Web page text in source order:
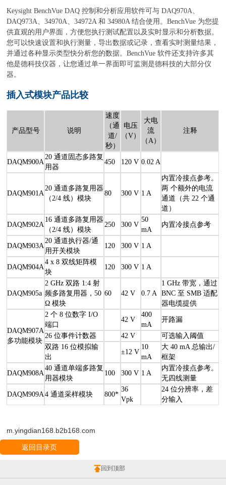
Keysight BenchVue DAQ 控制和分析应用软件可与 DAQ970A、
DAQ973A、34970A、34972A 和 34980A 结合使用。BenchVue 为您提
供直观的用户界面，方便您执行测试配置以及实时显示和分析数据。
您可以快速设置和执行测量，导出数据或记录，查看实时测量结果，
并通过各种显示类型快分析您的数据。BenchVue 软件还支持许多其
他是德科技仪器，让您通过单一界面即可监测是德科技的大部分仪
器。
插入式模块产品比较
产品型号 说明
速度
（通
道/
秒）
电压
（V）
大电
流
（A）
注释
DAQM900A
20 通道固态多路复
用器
450 120 V 0.02 A
DAQM901A
20 通道多路复用器
（2/4 线）模块
80 300 V 1 A
内置冷接点参考。
两 个额外的电流
通道（共 22 个通
道）
DAQM902A
16 通道多路复用器
（2/4 线）模块
250 300 V
50
mA
内置冷接点参考
DAQM903A
20 通道执行器/通
用开关模块
120 300 V 1 A
DAQM904A
4 x 8 双线矩阵模
块
120 300 V 1 A
DAQM905a
2 GHz 双路 1:4 射
频多路复用器，50
Ω 模块
60 42 V 0.7 A
1 GHz 带宽，通过
BNC 至 SMB 适配
器电缆提供
DAQM907A
多功能模块
2 个 8 位数字 I/O
端口
42 V
400
mA
开路漏
26 位事件计数器 42 V
可选输入阈值
双路 16 位模拟输
出
±12 V
10
mA
大 40 mA 总输出/
框架
DAQM908A
40 通道单端多路复
用器模块
100 300 V 1 A
内置冷接点参考。
无四线测量
DAQM909A 4 通道采样模块 800*
36
Vpk
24 位分辨率，差
分输入
m.yingdian168.b2b168.com
返回目录页
回到顶部